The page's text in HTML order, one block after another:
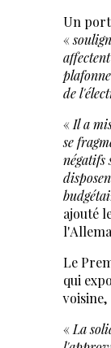
Un
«
de
« Il a
se
négatifs
ajouté
Le
qui
« La